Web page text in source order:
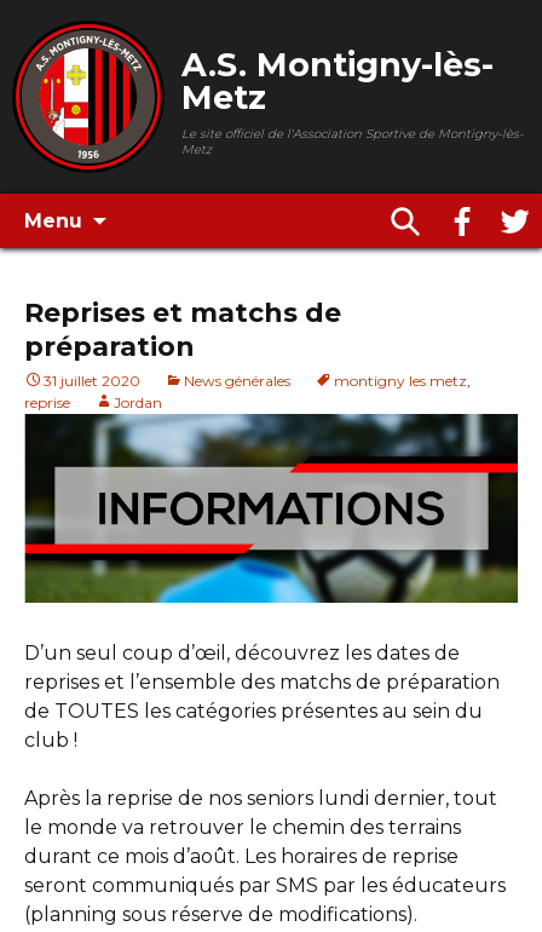
A.S. Montigny-lès-
Metz
Le site officiel de l'Association Sportive de Montigny-lès-
Metz
Menu
Reprises et matchs de
préparation
31 juillet 2020 News générales montigny les metz,
reprise
Jordan
D’un seul coup d’œil, découvrez les dates de
reprises et l’ensemble des matchs de préparation
de TOUTES les catégories présentes au sein du
club !
Après la reprise de nos seniors lundi dernier, tout
le monde va retrouver le chemin des terrains
durant ce mois d’août. Les horaires de reprise
seront communiqués par SMS par les éducateurs
(planning sous réserve de modifications).